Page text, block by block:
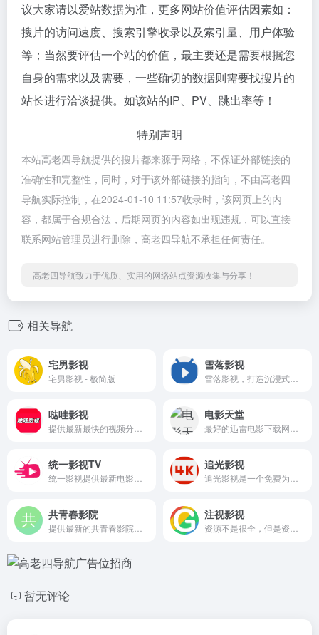
议大家请以爱站数据为准，更多网站价值评估因素如：
搜片的访问速度、搜索引擎收录以及索引量、用户体验
等；当然要评估一个站的价值，最主要还是需要根据您
自身的需求以及需要，一些确切的数据则需要找搜片的
站长进行洽谈提供。如该站的IP、PV、跳出率等！
特别声明
本站高老四导航提供的搜片都来源于网络，不保证外部链接的
准确性和完整性，同时，对于该外部链接的指向，不由高老四
导航实际控制，在2024-01-10 11:57收录时，该网页上的内
容，都属于合规合法，后期网页的内容如出现违规，可以直接
联系网站管理员进行删除，高老四导航不承担任何责任。
高老四导航致力于优质、实用的网络站点资源收集与分享！
相关导航
宅男影视
宅男影视 - 极简版
雪落影视
哒哇影视 电影天堂
统一影视TV 追光影视
共青春影院 注视影视
暂无评论